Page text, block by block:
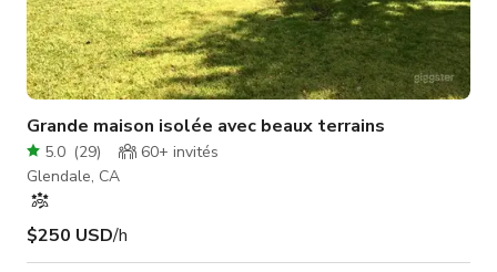
Grande maison isolée avec beaux terrains
5.0 (29) 60+ invités
Glendale, CA
$250 USD/h